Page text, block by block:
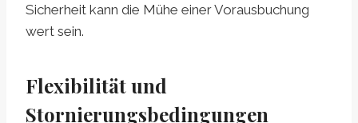
Sicherheit kann die Mühe einer Vorausbuchung
wert sein.
Flexibilität und
Stornierungsbedingungen